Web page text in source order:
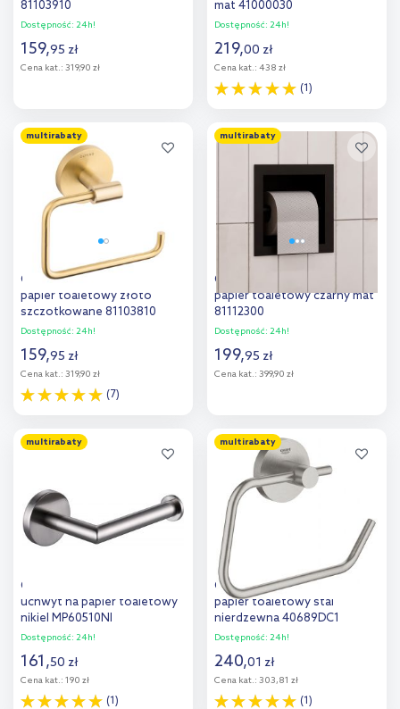
81103910
Dostępność: 24h!
159,95 zł
Cena kat.: 319,90 zł
Dodaj do
porównania
mat 41000030
Dostępność: 24h!
219,00 zł
Cena kat.: 438 zł
(1)
Dodaj do
porównania
multirabaty
Oltens Gulfoss uchwyt na
papier toaletowy złoto
szczotkowane 81103810
Dostępność: 24h!
159,95 zł
Cena kat.: 319,90 zł
(7)
Dodaj do
porównania
multirabaty
Oltens Grotta uchwyt na
papier toaletowy czarny mat
81112300
Dostępność: 24h!
199,95 zł
Cena kat.: 399,90 zł
Dodaj do
porównania
multirabaty
Omnires Modern Project
uchwyt na papier toaletowy
nikiel MP60510NI
Dostępność: 24h!
161,50 zł
Cena kat.: 190 zł
(1)
multirabaty
Grohe Essentials uchwyt na
papier toaletowy stal
nierdzewna 40689DC1
Dostępność: 24h!
240,01 zł
Cena kat.: 303,81 zł
(1)